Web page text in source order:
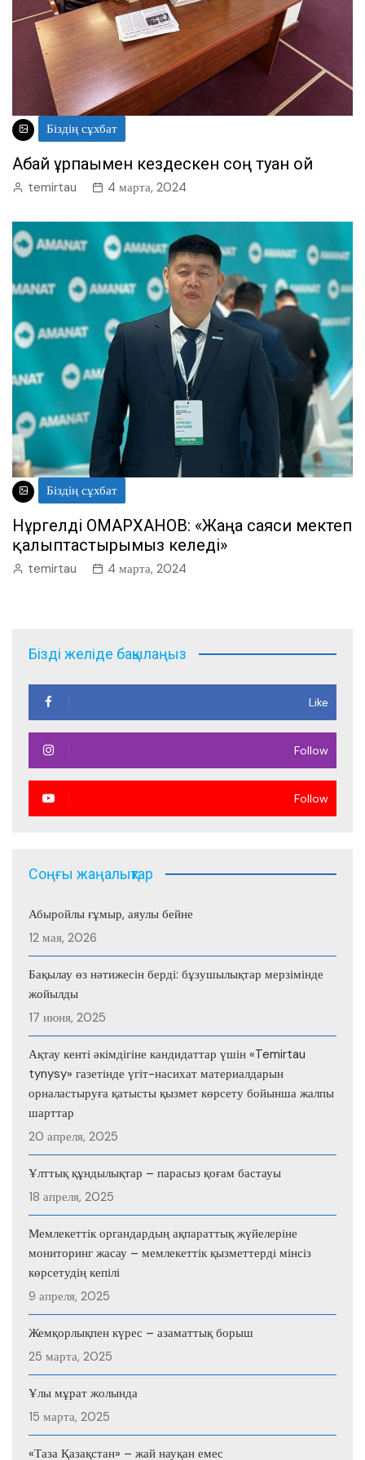
Біздің сұхбат
Абай ұрпағымен кездескен соң туған ой
temirtau 4 марта, 2024
Біздің сұхбат
Нұргелді ОМАРХАНОВ: «Жаңа саяси мектеп
қалыптастырғымыз келеді»
temirtau 4 марта, 2024
Бізді желіде бақылаңыз
Like
Follow
Follow
Соңғы жаңалықтар
Абыройлы ғұмыр, аяулы бейне
12 мая, 2026
Бақылау өз нәтижесін берді: бұзушылықтар мерзімінде
жойылды
17 июня, 2025
Ақтау кенті әкімдігіне кандидаттар үшін «Temirtau
tynysy» газетінде үгіт-насихат материалдарын
орналастыруға қатысты қызмет көрсету бойынша жалпы
шарттар
20 апреля, 2025
Ұлттық құндылықтар – парасыз қоғам бастауы
18 апреля, 2025
Мемлекеттік органдардың ақпараттық жүйелеріне
мониторинг жасау – мемлекеттік қызметтерді мінсіз
көрсетудің кепілі
9 апреля, 2025
Жемқорлықпен күрес – азаматтық борыш
25 марта, 2025
Ұлы мұрат жолында
15 марта, 2025
«Таза Қазақстан» – жай науқан емес